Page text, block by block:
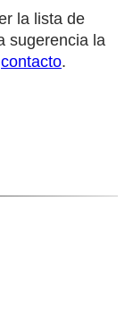
la lista de
sugerencia la
contacto.